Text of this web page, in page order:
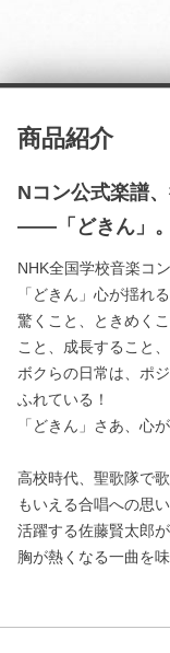
商品紹介
Nコン公式楽譜
――「どきん」。
NHK全国学校音楽コ
「どきん」心が揺れる
驚くこと、ときめく
こと、成長すること、
ボクらの日常は、ポ
ふれている！
「どきん」さあ、心
高校時代、聖歌隊で
もいえる合唱への思
活躍する佐藤賢太郎
胸が熱くなる一曲を味